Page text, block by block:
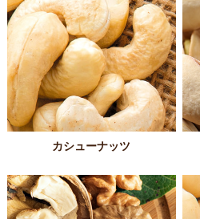
カシューナッツ